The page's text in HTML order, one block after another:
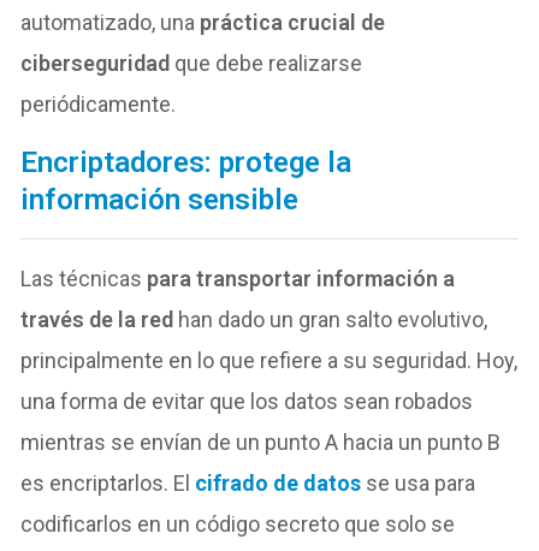
automatizado, una práctica crucial de
ciberseguridad que debe realizarse
periódicamente.
Encriptadores: protege la
información sensible
Las técnicas para transportar información a
través de la red han dado un gran salto evolutivo,
principalmente en lo que refiere a su seguridad. Hoy,
una forma de evitar que los datos sean robados
mientras se envían de un punto A hacia un punto B
es encriptarlos. El cifrado de datos se usa para
codificarlos en un código secreto que solo se